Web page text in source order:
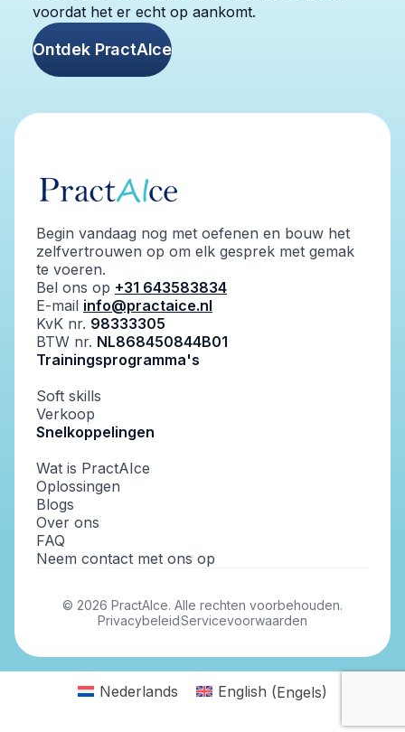
voordat het er echt op aankomt.
Ontdek PractAIce
Begin vandaag nog met oefenen en bouw het
zelfvertrouwen op om elk gesprek met gemak
te voeren.
Bel ons op +31 643583834
E-mail info@practaice.nl
KvK nr. 98333305
BTW nr. NL868450844B01
Trainingsprogramma's
Soft skills
Verkoop
Snelkoppelingen
Wat is PractAIce
Oplossingen
Blogs
Over ons
FAQ
Neem contact met ons op
© 2026 PractAIce. Alle rechten voorbehouden.
PrivacybeleidServicevoorwaarden
Nederlands English (Engels)